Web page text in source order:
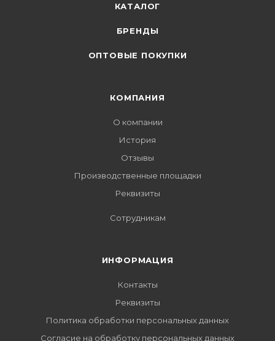
КАТАЛОГ
БРЕНДЫ
ОПТОВЫЕ ПОКУПКИ
КОМПАНИЯ
О компании
История
Отзывы
Производственные площадки
Реквизиты
Сотрудникам
ИНФОРМАЦИЯ
Контакты
Реквизиты
Политика обработки персональных данных
Согласие на обработку персональных данных